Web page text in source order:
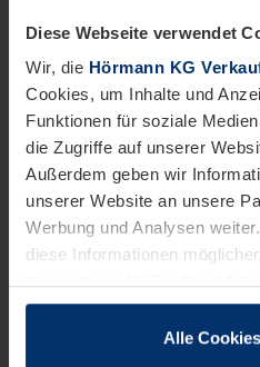
Diese Webseite verwendet
Wir, die Hörmann KG
Cookies, um Inhalte und
Funktionen für soziale
die Zugriffe auf unserer
Außerdem geben wir
unserer Website an unsere
Werbung und Analysen
diese Informationen
sie im Rahmen Ihrer
Alle